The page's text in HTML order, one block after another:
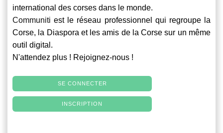
international des corses dans le monde.
Communiti est le réseau professionnel qui regroupe la
Corse, la Diaspora et les amis de la Corse sur un même
outil digital.
N'attendez plus ! Rejoignez-nous !
SE CONNECTER
INSCRIPTION